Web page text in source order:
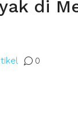
di
0